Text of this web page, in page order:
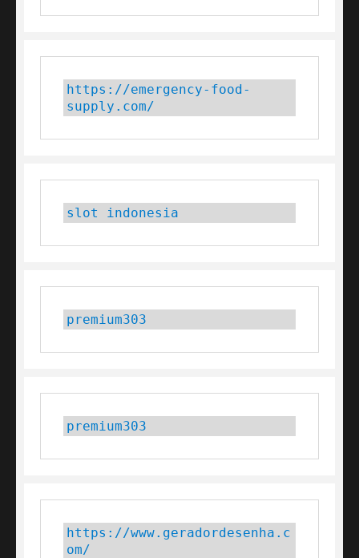
https://emergency-food-
supply.com/
slot indonesia
premium303
premium303
https://www.geradordesenha.c
om/